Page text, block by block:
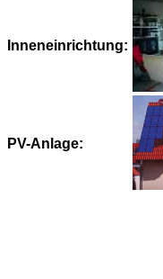
Inneneinrichtung:
PV-Anlage: